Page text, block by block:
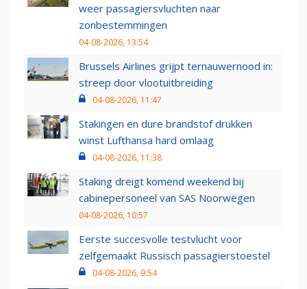
weer passagiersvluchten naar
zonbestemmingen
04-08-2026, 13:54
Brussels Airlines grijpt ternauwernood in:
streep door vlootuitbreiding
04-08-2026, 11:47
Stakingen en dure brandstof drukken
winst Lufthansa hard omlaag
04-08-2026, 11:38
Staking dreigt komend weekend bij
cabinepersoneel van SAS Noorwegen
04-08-2026, 10:57
Eerste succesvolle testvlucht voor
zelfgemaakt Russisch passagierstoestel
04-08-2026, 9:54